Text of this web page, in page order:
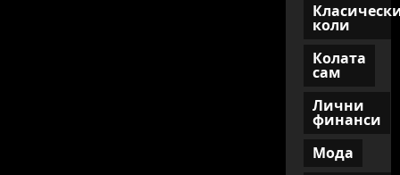
коли
Колата
сам
Лични
финанси
Мода